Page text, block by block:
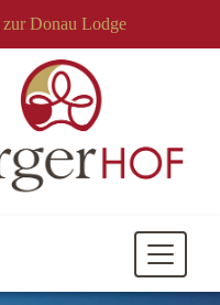
zur Donau Lodge
Mobile